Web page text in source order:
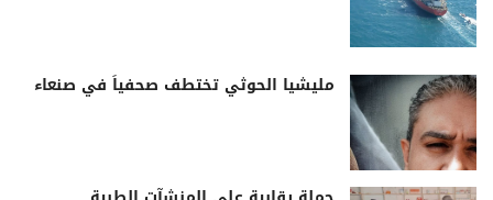
مليشيا الحوثي تختطف صحفياً في صنعاء